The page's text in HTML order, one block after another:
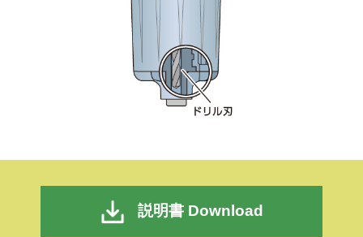
説明書 Download